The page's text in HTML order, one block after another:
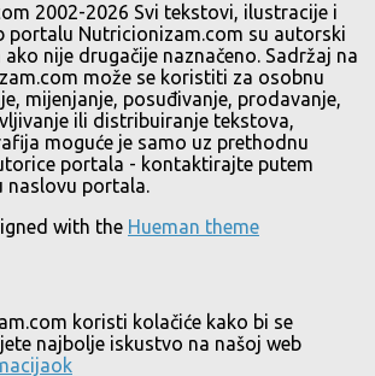
2002-2026 Svi tekstovi, ilustracije i
portalu Nutricionizam.com su autorski
nije drugačije naznačeno. Sadržaj na
može se koristiti za osobnu
mijenjanje, posuđivanje, prodavanje,
ili distribuiranje tekstova,
moguće je samo uz prethodnu
portala - kontaktirajte putem
naslovu portala.
with the Hueman theme
koristi kolačiće kako bi se
najbolje iskustvo na našoj web
ok